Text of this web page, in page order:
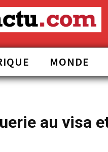
MONDE
au visa